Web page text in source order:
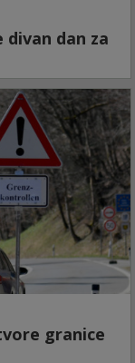
dan za
granice